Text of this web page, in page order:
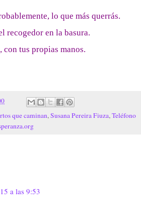
lo que más querrás.
recogedor en la basura.
tus propias manos.
que caminan, Susana Pereira Fiuza, Teléfono
a las 9:53